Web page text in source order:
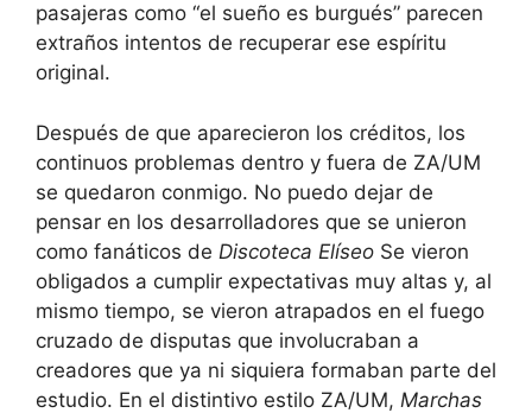
pasajeras como “el sueño es burgués” parecen
extraños intentos de recuperar ese espíritu
original.
Después de que aparecieron los créditos, los
continuos problemas dentro y fuera de ZA/UM
se quedaron conmigo. No puedo dejar de
pensar en los desarrolladores que se unieron
como fanáticos de Discoteca Elíseo Se vieron
obligados a cumplir expectativas muy altas y, al
mismo tiempo, se vieron atrapados en el fuego
cruzado de disputas que involucraban a
creadores que ya ni siquiera formaban parte del
estudio. En el distintivo estilo ZA/UM, Marchas